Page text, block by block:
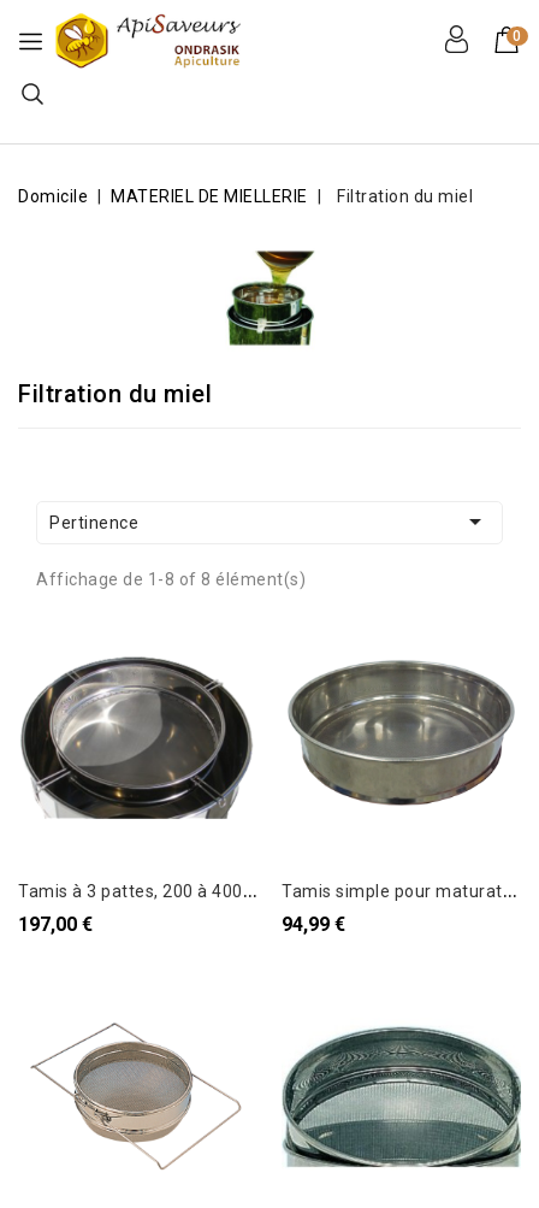
0
Domicile MATERIEL DE MIELLERIE Filtration du miel
Filtration du miel
Pertinence 
Affichage de 1-8 of 8 élément(s)
T
amis à 3 pattes, 200 à 400kg
197,00 €
T
amis simple pour maturateur 200kg Fd plat
94,99 €